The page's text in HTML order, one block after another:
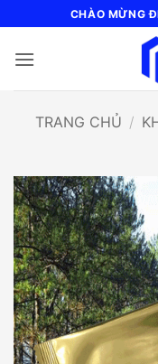
qua
nội
CHÀO MỪNG
TRANG CHỦ /